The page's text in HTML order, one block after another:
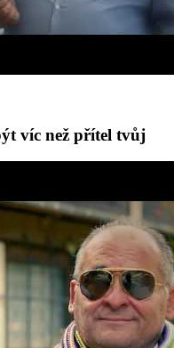
víc než přítel tvůj